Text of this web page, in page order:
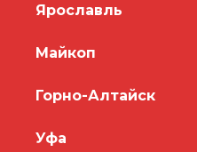
Ярославль
Майкоп
Горно-Алтайск
Уфа